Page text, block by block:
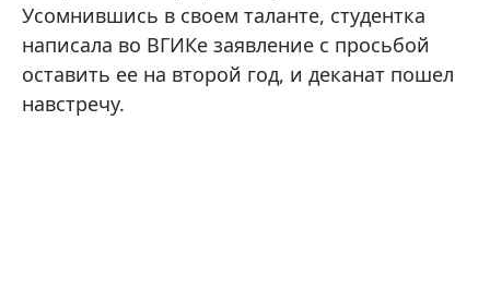
Усомнившись в своем таланте, студентка
написала во ВГИКе заявление с просьбой
оставить ее на второй год, и деканат пошел
навстречу.